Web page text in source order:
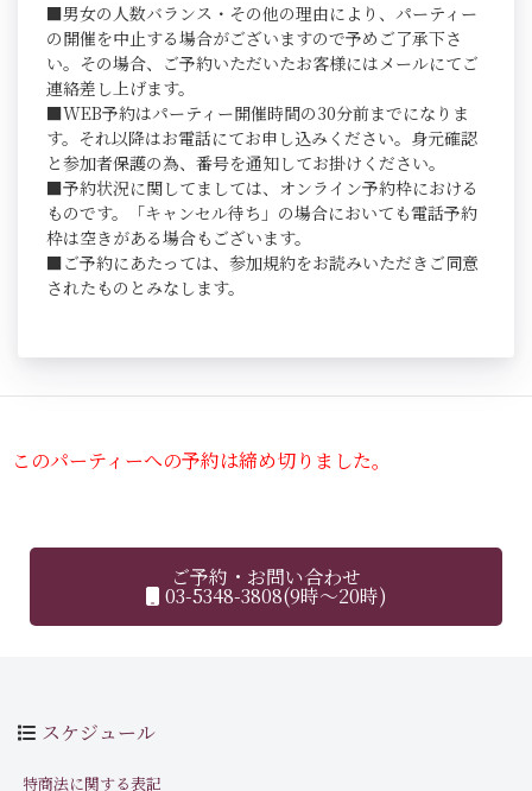
■男女の人数バランス・その他の理由により、パーティー
の開催を中止する場合がございますので予めご了承下さ
い。その場合、ご予約いただいたお客様にはメールにてご
連絡差し上げます。
■WEB予約はパーティー開催時間の30分前までになりま
す。それ以降はお電話にてお申し込みください。身元確認
と参加者保護の為、番号を通知してお掛けください。
■予約状況に関してましては、オンライン予約枠における
ものです。「キャンセル待ち」の場合においても電話予約
枠は空きがある場合もございます。
■ご予約にあたっては、参加規約をお読みいただきご同意
されたものとみなします。
このパーティーへの予約は締め切りました。
ご予約・お問い合わせ
03-5348-3808(9時～20時)
スケジュール
特商法に関する表記